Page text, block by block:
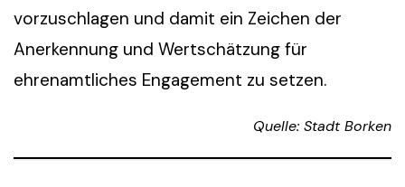
vorzuschlagen und damit ein Zeichen der
Anerkennung und Wertschätzung für
ehrenamtliches Engagement zu setzen.
Quelle: Stadt Borken